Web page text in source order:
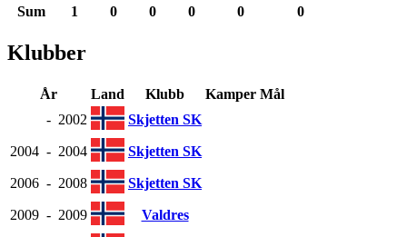
Sum
1 0 0 0 0 0
Klubber
År Land Klubb Kamper Mål
- 2002 Skjetten SK
2004 - 2004 Skjetten SK
2006 - 2008 Skjetten SK
2009 - 2009 Valdres